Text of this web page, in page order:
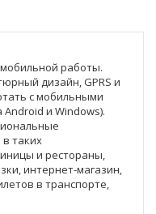
работы.
дизайн, GPRS и
с мобильными
и Windows).
таких
и рестораны,
интернет-магазин,
в транспорте,